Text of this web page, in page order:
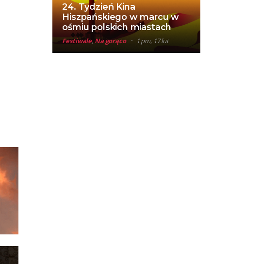
24. Tydzień Kina
Hiszpańskiego w marcu w
ośmiu polskich miastach
Festiwale, Na gorąco 1 pm, 17 lut